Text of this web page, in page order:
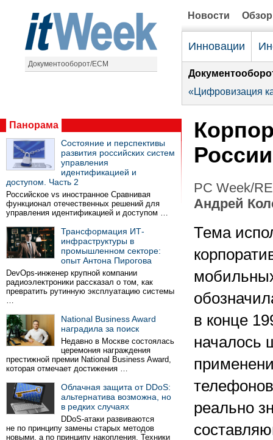
Документооборот/ECM
Новости
Инновации
«Цифровизация
Панорама
Состояние и перспективы
развития российских систем
управления
идентификацией и
доступом. Часть 2
Российское vs иностранное Сравнивая
функционал отечественных решений для
управления идентификацией и доступом …
Трансформация ИТ-
инфраструктуры в
промышленном секторе:
опыт Антона Пирогова
DevOps-инженер крупной компании
радиоэлектроники рассказал о том, как
превратить рутинную эксплуатацию системы
…
National Business Award
наградила за поиск
Недавно в Москве состоялась
церемония награждения
престижной премии National Business Award,
которая отмечает достижения …
Облачная защита от DDoS:
альтернатива возможна, но
в редких случаях
DDoS-атаки развиваются
не по принципу замены старых методов
новыми, а по принципу накопления. Техники
PC Week/
Андрей
Тема
в конце
началось
реально